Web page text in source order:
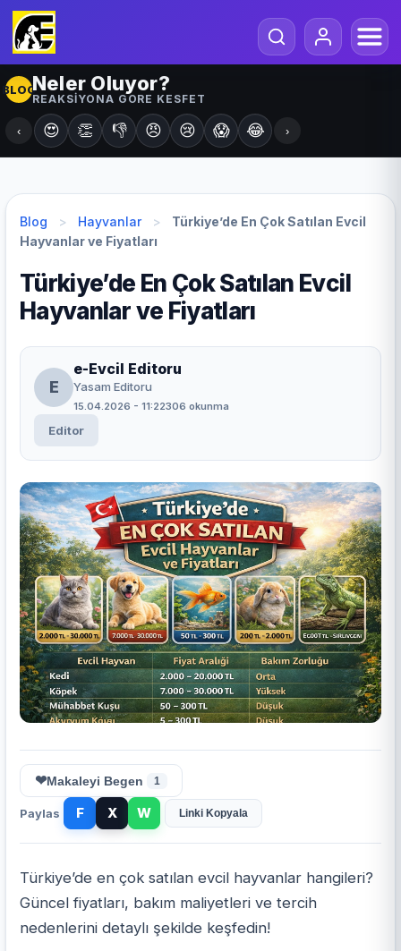
BLOGNeler Oluyor?
REAKSIYONA GORE KESFET
‹ 😍 👏 👎 😠 😢 😱 😂 ›
Blog > Hayvanlar >
Türkiye’de En Çok Satılan Evcil
Hayvanlar ve Fiyatları
Türkiye’de En Çok Satılan Evcil
Hayvanlar ve Fiyatları
E
e-Evcil Editoru
Yasam Editoru
15.04.2026 - 11:22306 okunma
Editor
❤Makaleyi Begen 1
Paylas Linki Kopyala
Türkiye’de en çok satılan evcil hayvanlar hangileri?
Güncel fiyatları, bakım maliyetleri ve tercih
nedenlerini detaylı şekilde keşfedin!